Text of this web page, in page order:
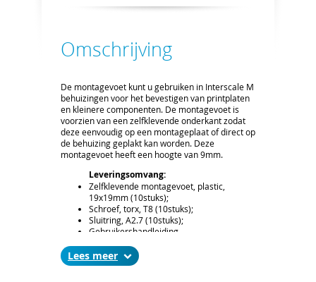
Omschrijving
De montagevoet kunt u gebruiken in Interscale M
behuizingen voor het bevestigen van printplaten
en kleinere componenten. De montagevoet is
voorzien van een zelfklevende onderkant zodat
deze eenvoudig op een montageplaat of direct op
de behuizing geplakt kan worden. Deze
montagevoet heeft een hoogte van 9mm.
Leveringsomvang:
Zelfklevende montagevoet, plastic,
19x19mm (10stuks);
Schroef, torx, T8 (10stuks);
Sluitring, A2.7 (10stuks);
Gebruikershandleiding.
Levertijd en Transport:
De levertijd bedraagt ca. 2 á 3 weken. Bij
Lees